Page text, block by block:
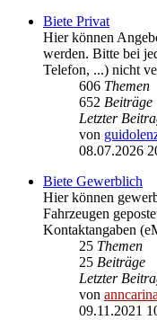
Biete Privat
Hier können
werden. Bitte bei
Telefon, ...) nicht
606 Themen
652 Beiträge
Letzter
von
08.07.2026
Biete Gewerblich
Hier können
Fahrzeugen
Kontaktangaben
25 Themen
25 Beiträge
Letzter
von
09.11.2021